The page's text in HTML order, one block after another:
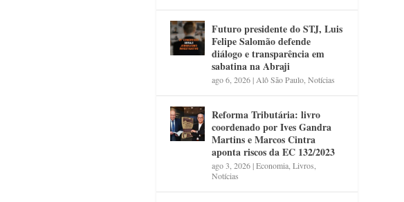
Futuro presidente do STJ, Luis
Felipe Salomão defende
diálogo e transparência em
sabatina na Abraji
ago 6, 2026| Alô São Paulo ,Notícias
Reforma Tributária: livro
coordenado por Ives Gandra
Martins e Marcos Cintra
aponta riscos da EC 132/2023
ago 3, 2026|Economia ,Livros
Notícias